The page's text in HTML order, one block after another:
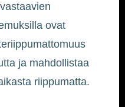
ovat
ja mahdollistaa
riippumatta.